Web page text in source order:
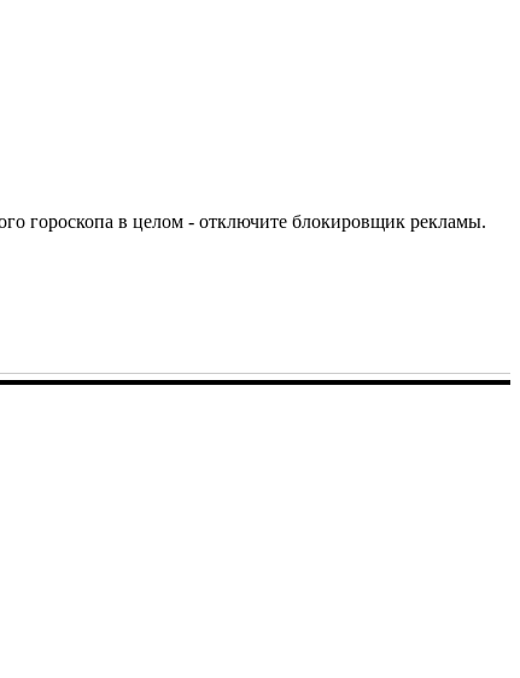
гороскопа в целом - отключите блокировщик рекламы.